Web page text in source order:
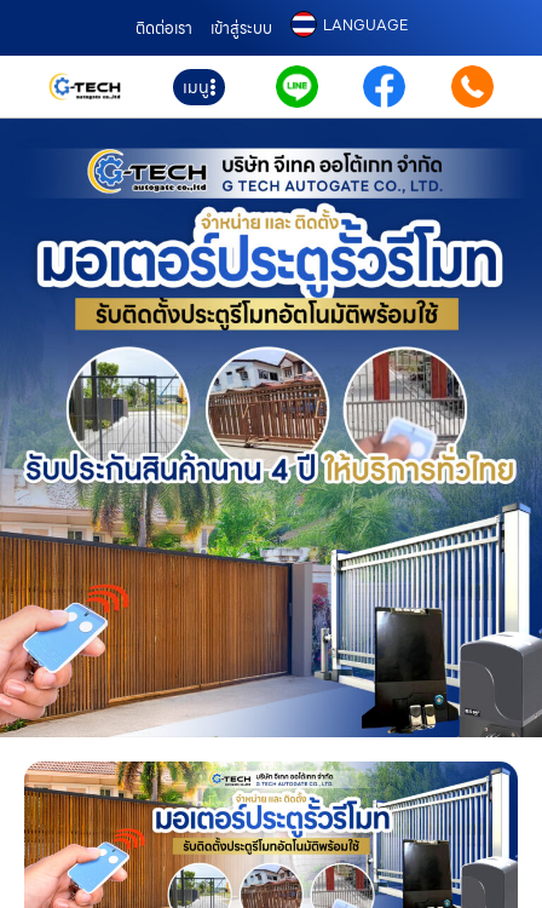
ติดต่อเรา เข้าสู่ระบบ LANGUAGE
เมนู